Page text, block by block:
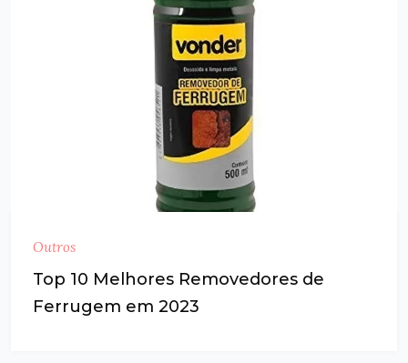
Outros
Top 10 Melhores Removedores de
Ferrugem em 2023